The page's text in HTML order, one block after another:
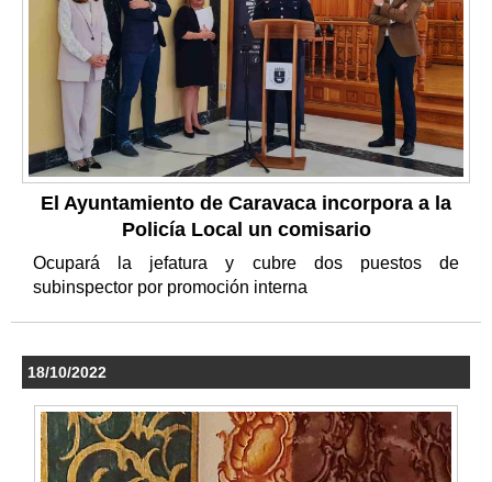
El Ayuntamiento de Caravaca incorpora a la
Policía Local un comisario
Ocupará la jefatura y cubre dos puestos de
subinspector por promoción interna
18/10/2022